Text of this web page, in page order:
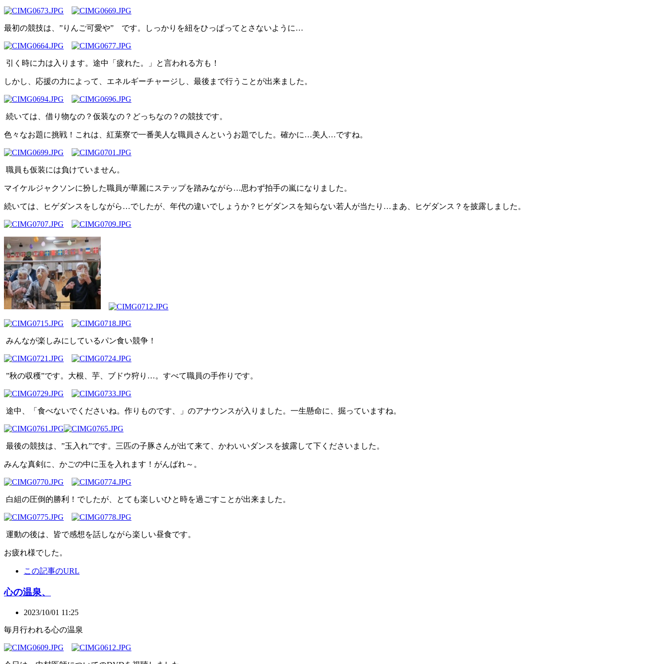
最初の競技は、”りんご可愛や” です。しっかりを紐をひっぱってとさないように…
引く時に力は入ります。途中「疲れた。」と言われる方も！
しかし、応援の力によって、エネルギーチャージし、最後まで行うことが出来ました。
続いては、借り物なの？仮装なの？どっちなの？の競技です。
色々なお題に挑戦！これは、紅葉寮で一番美人な職員さんというお題でした。確かに…美人…ですね。
職員も仮装には負けていません。
マイケルジャクソンに扮した職員が華麗にステップを踏みながら…思わず拍手の嵐になりました。
続いては、ヒゲダンスをしながら…でしたが、年代の違いでしょうか？ヒゲダンスを知らない若人が当たり…まあ、ヒゲダンス？を披露しました。
みんなが楽しみにしているパン食い競争！
”秋の収穫”です。大根、芋、ブドウ狩り…。すべて職員の手作りです。
途中、「食べないでくださいね。作りものです、」のアナウンスが入りました。一生懸命に、掘っていますね。
最後の競技は、”玉入れ”です。三匹の子豚さんが出て来て、かわいいダンスを披露して下くださいました。
みんな真剣に、かごの中に玉を入れます！がんばれ～。
白組の圧倒的勝利！でしたが、とても楽しいひと時を過ごすことが出来ました。
運動の後は、皆で感想を話しながら楽しい昼食です。
お疲れ様でした。
この記事のURL
心の温泉、
2023/10/01 11:25
毎月行われる心の温泉